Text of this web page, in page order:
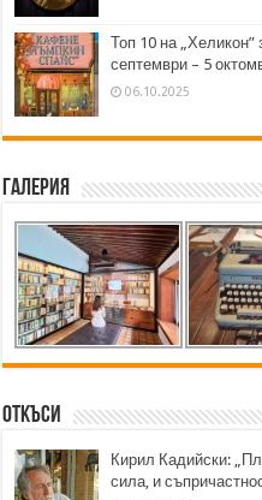
Топ 10 на „Хеликон”
септември – 5
06.10.2025
Галерия
Откъси
Кирил Кадийски:
сила, и